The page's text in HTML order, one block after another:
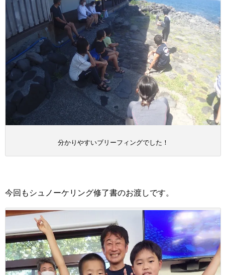
分かりやすいブリーフィングでした！
今回もシュノーケリング修了書のお渡しです。